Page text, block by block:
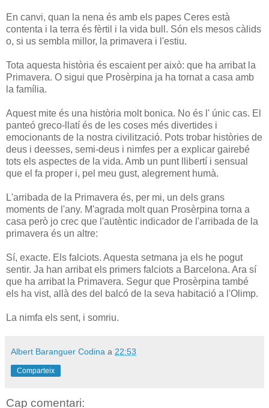
En canvi, quan la nena és amb els papes Ceres està
contenta i la terra és fèrtil i la vida bull. Són els mesos càlids
o, si us sembla millor, la primavera i l'estiu.
Tota aquesta història és escaient per això: que ha arribat la
Primavera. O sigui que Prosèrpina ja ha tornat a casa amb
la família.
Aquest mite és una història molt bonica. No és l' únic cas. El
panteó greco-llatí és de les coses més divertides i
emocionants de la nostra civilització. Pots trobar històries de
deus i deesses, semi-deus i nimfes per a explicar gairebé
tots els aspectes de la vida. Amb un punt llibertí i sensual
que el fa proper i, pel meu gust, alegrement humà.
L'arribada de la Primavera és, per mi, un dels grans
moments de l'any. M'agrada molt quan Prosèrpina torna a
casa però jo crec que l'autèntic indicador de l'arribada de la
primavera és un altre:
Sí, exacte. Els falciots. Aquesta setmana ja els he pogut
sentir. Ja han arribat els primers falciots a Barcelona. Ara sí
que ha arribat la Primavera. Segur que Prosèrpina també
els ha vist, allà des del balcó de la seva habitació a l'Olimp.
La nimfa els sent, i somriu.
Albert Baranguer Codina a 22:53
Comparteix
Cap comentari: